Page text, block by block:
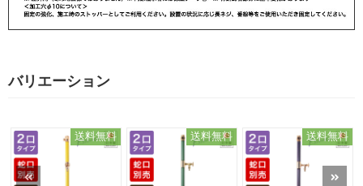
バリエーション
送料無料 送料無料 送料無料